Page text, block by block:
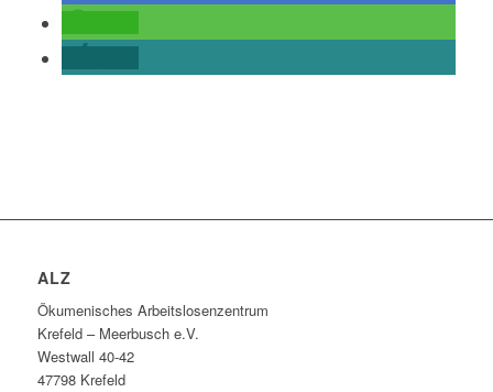
ALZ
Ökumenisches Arbeitslosenzentrum
Krefeld – Meerbusch e.V.
Westwall 40-42
47798 Krefeld